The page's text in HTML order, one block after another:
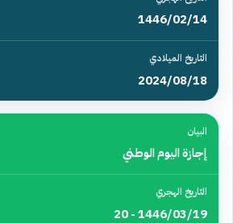
1446/02/14
2024/08/18
إجازة اليوم الوطني
1446/03/19 - 20